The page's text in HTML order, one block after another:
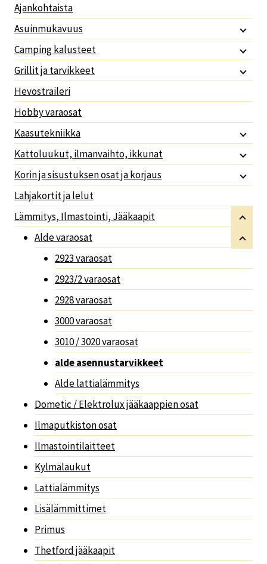
Ajankohtaista
Asuinmukavuus
Camping kalusteet
Grillit ja tarvikkeet
Hevostraileri
Hobby varaosat
Kaasutekniikka
Kattoluukut, ilmanvaihto, ikkunat
Korin ja sisustuksen osat ja korjaus
Lahjakortit ja lelut
Lämmitys, Ilmastointi, Jääkaapit
Alde varaosat
2923 varaosat
2923/2 varaosat
2928 varaosat
3000 varaosat
3010 / 3020 varaosat
alde asennustarvikkeet
Alde lattialämmitys
Dometic / Elektrolux jääkaappien osat
Ilmaputkiston osat
Ilmastointilaitteet
Kylmälaukut
Lattialämmitys
Lisälämmittimet
Primus
Thetford jääkaapit